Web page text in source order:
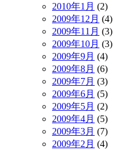
2010年1月 (2)
2009年12月 (4)
2009年11月 (3)
2009年10月 (3)
2009年9月 (4)
2009年8月 (6)
2009年7月 (3)
2009年6月 (5)
2009年5月 (2)
2009年4月 (5)
2009年3月 (7)
2009年2月 (4)